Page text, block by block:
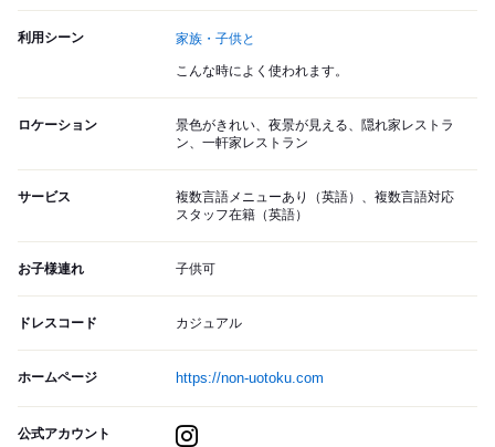
利用シーン 家族・子供と
こんな時によく使われます。
ロケーション
景色がきれい、夜景が見える、隠れ家レストラ
ン、一軒家レストラン
サービス
複数言語メニューあり（英語）、複数言語対応
スタッフ在籍（英語）
お子様連れ 子供可
ドレスコード カジュアル
ホームページ https://non-uotoku.com
公式アカウント